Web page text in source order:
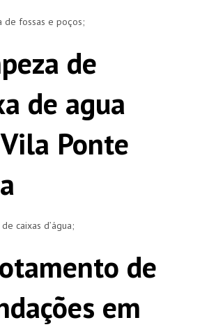
de fossas e poços;
de
de agua
Ponte
caixas d’água;
de
em